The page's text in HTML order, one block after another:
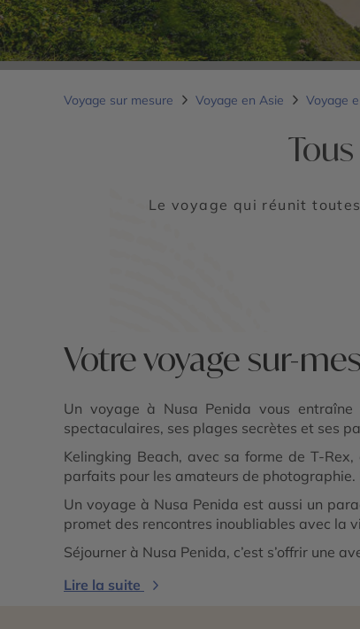
Voyage sur mesure Voyage en Asie Voyage
Le voyage qui réunit
Votre voyage sur-
Un voyage à Nusa Penida vous
spectaculaires, ses plages secrètes et ses
Kelingking Beach, avec sa forme de T-
parfaits pour les amateurs de
Un voyage à Nusa Penida est aussi un
promet des rencontres inoubliables avec la
Séjourner à Nusa Penida, c’est s’offrir une
Lire la suite